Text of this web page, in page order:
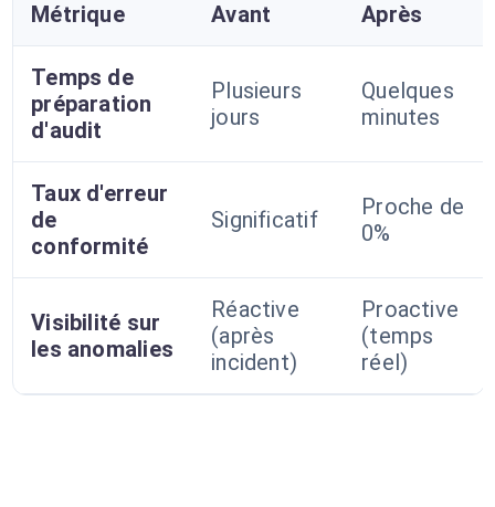
Métrique Avant Après
Temps de
préparation
d'audit
Plusieurs
jours
Quelques
minutes
Taux d'erreur
de
conformité
Significatif
Proche de
0%
Visibilité sur
les anomalies
Réactive
(après
incident)
Proactive
(temps
réel)